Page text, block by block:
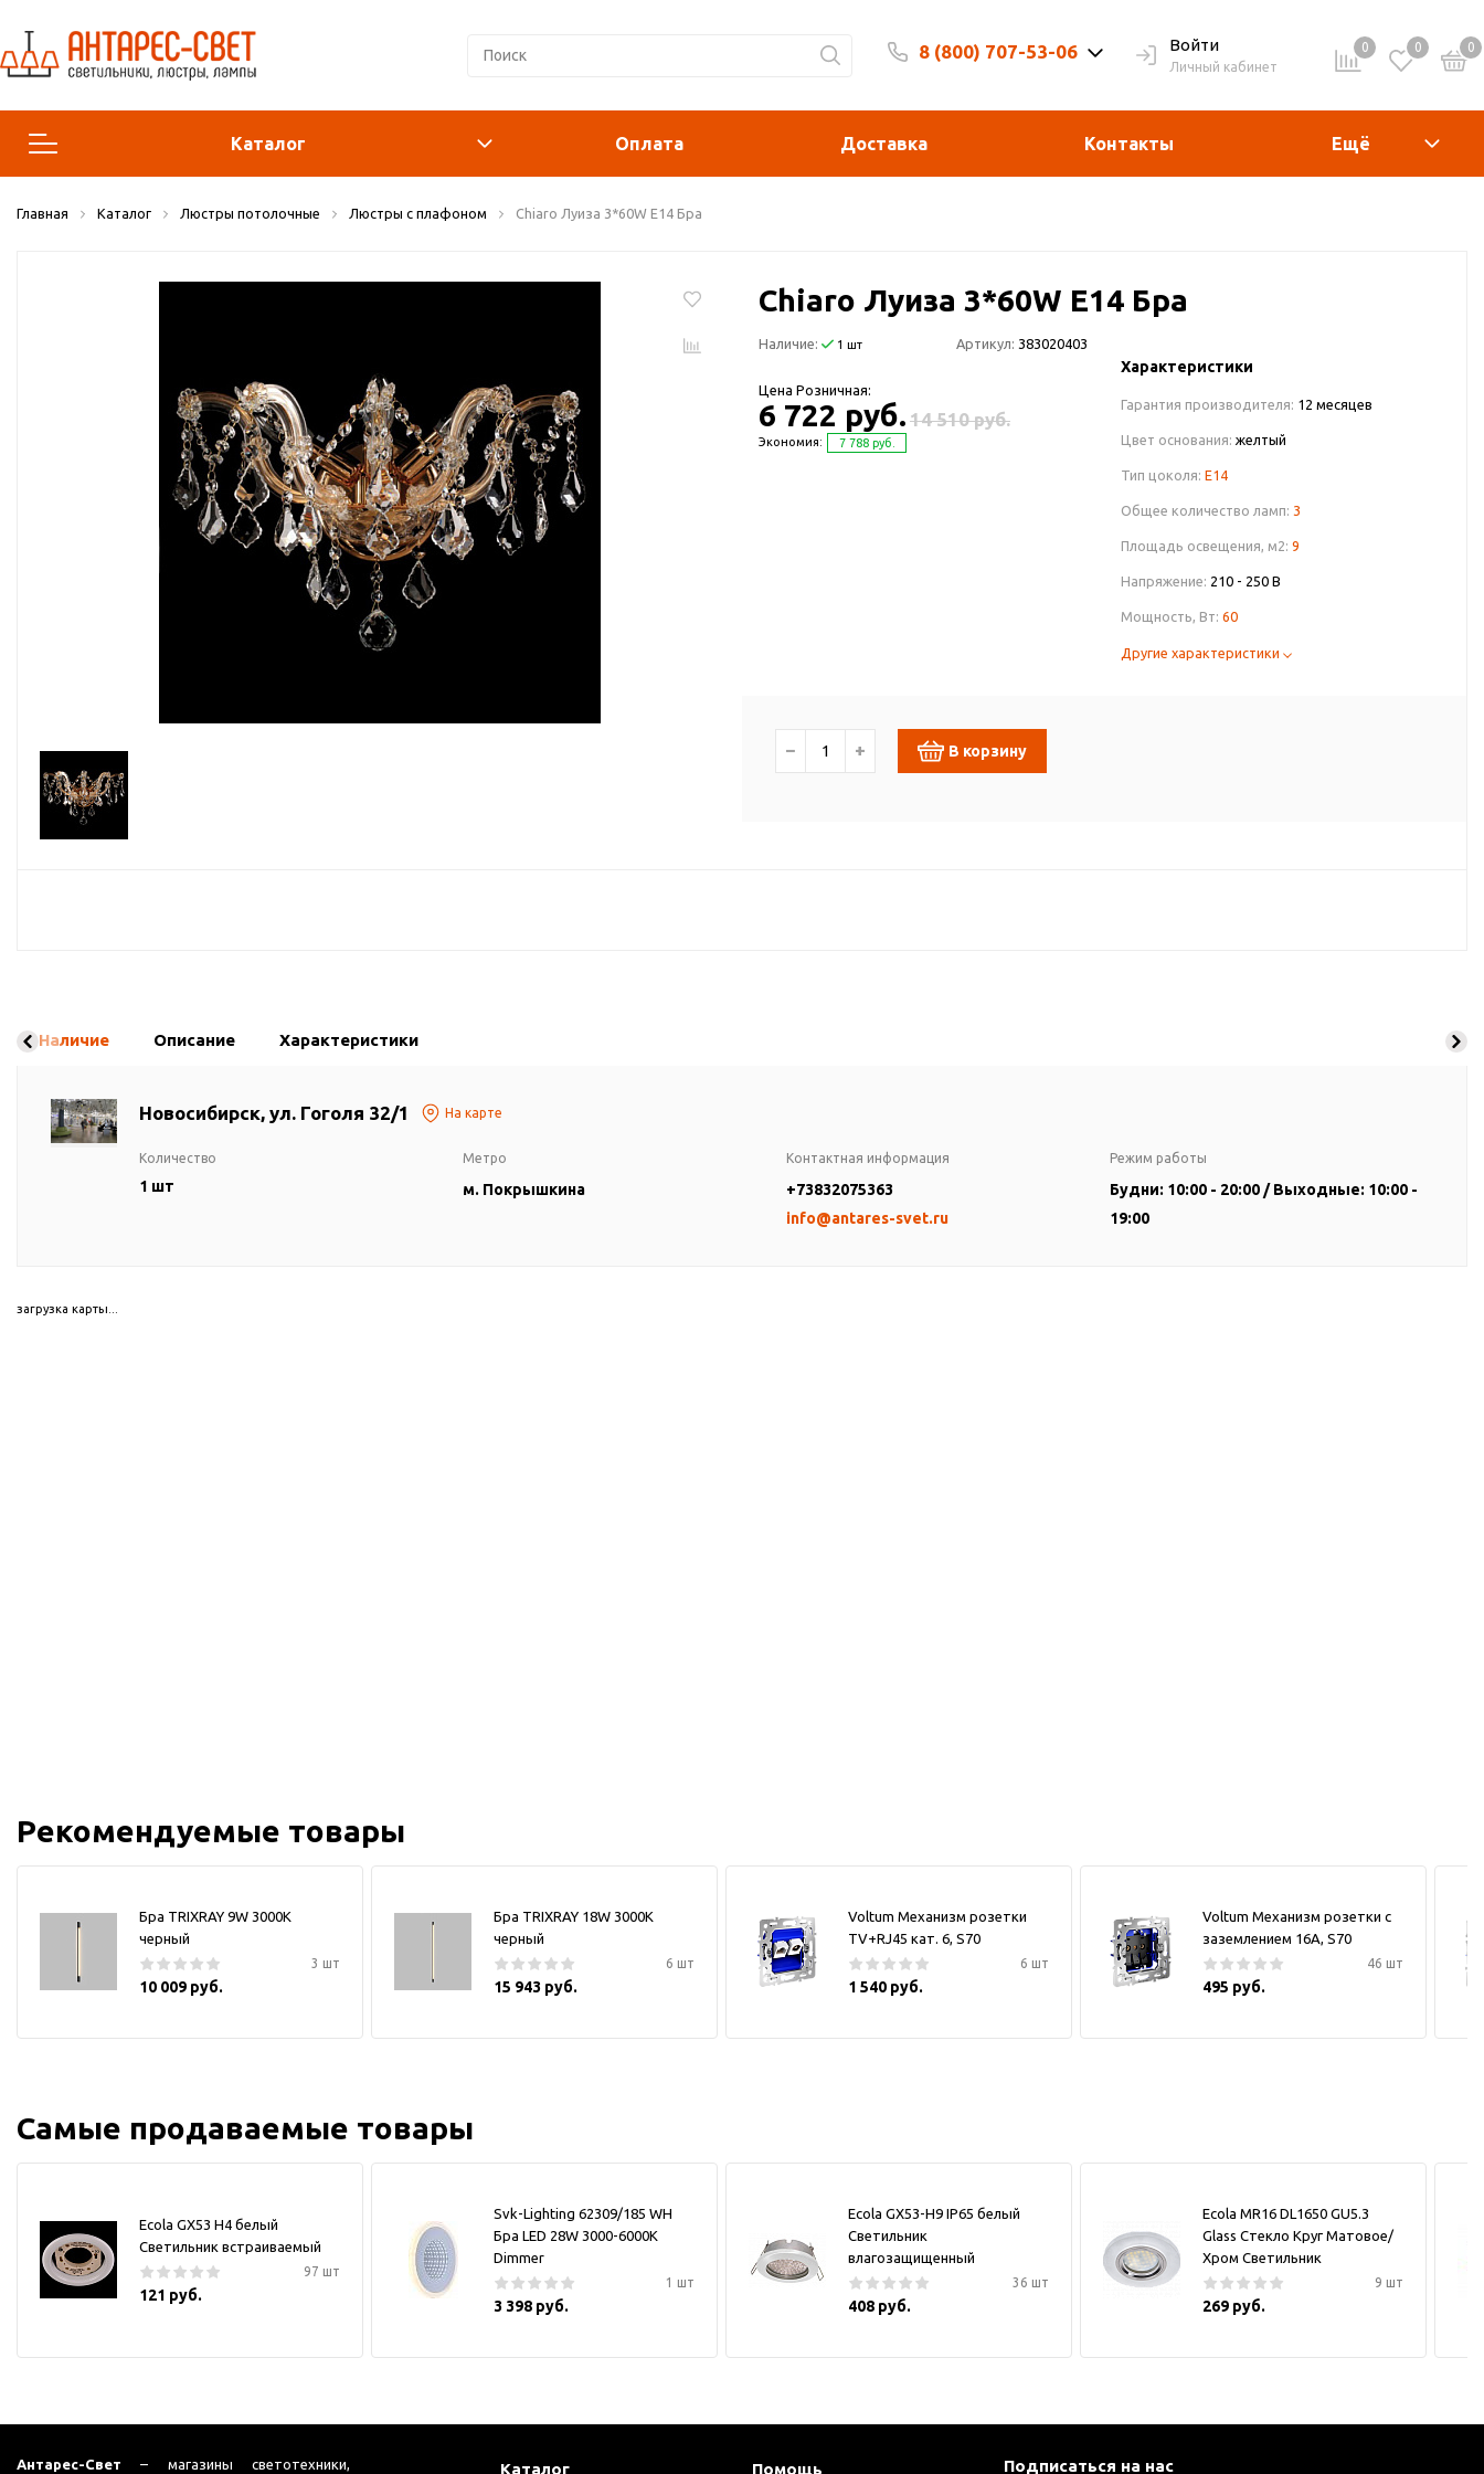
8 (800) 707-53-06 Войти
Личный кабинет
0 0 0
Каталог
Люстры и подвесы
Настольные лампы
Прожекторы
Оплата Доставка Контакты Ещё
Главная Каталог Люстры потолочные Люстры с плафоном Chiaro Луиза 3*60W E14 Бра
Chiaro Луиза 3*60W E14 Бра
Наличие: 1 шт Артикул: 383020403
Цена Розничная:
6 722 руб. 14 510 руб.
Экономия: 7 788 руб.
Характеристики
Гарантия производителя: 12 месяцев
Цвет основания: желтый
Тип цоколя: E14
Общее количество ламп: 3
Площадь освещения, м2: 9
Напряжение: 210 - 250 В
Мощность, Вт: 60
Другие характеристики
− + В корзину
Наличие Описание Характеристики
Новосибирск, ул. Гоголя 32/1 На карте
Количество
1 шт
Метро
м. Покрышкина
Контактная информация
+73832075363
info@antares-svet.ru
Режим работы
Будни: 10:00 - 20:00 / Выходные: 10:00 -
19:00
загрузка карты...
Рекомендуемые товары
Бра TRIXRAY 9W 3000К
черный
3 шт
10 009 руб.
Бра TRIXRAY 18W 3000К
черный
6 шт
15 943 руб.
Voltum Механизм розетки
TV+RJ45 кат. 6, S70
6 шт
1 540 руб.
Voltum Механизм розетки с
заземлением 16А, S70
46 шт
495 руб.
Самые продаваемые товары
Ecola GX53 H4 белый
Светильник встраиваемый
97 шт
121 руб.
Svk-Lighting 62309/185 WH
Бра LED 28W 3000-6000K
Dimmer
1 шт
3 398 руб.
Ecola GX53-H9 IP65 белый
Светильник
влагозащищенный
36 шт
408 руб.
Ecola MR16 DL1650 GU5.3
Glass Стекло Круг Матовое/
Хром Светильник
9 шт
269 руб.
Антарес-Свет – магазины светотехники, Каталог Помощь Подписаться на нас